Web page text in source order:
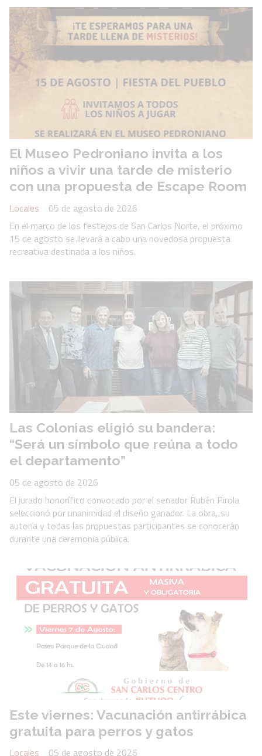
El Museo Pedroniano invita a los
niños a vivir una tarde de misterio
con una propuesta de Escape Room
Locales
05 de agosto de 2026
En el marco de los festejos de San Carlos Norte, el próximo
15 de agosto se llevará a cabo una novedosa propuesta
recreativa destinada a los niños.
Las Colonias eligió su bandera:
“Será un símbolo que reúna a todo
el departamento”
05 de agosto de 2026
El jurado honorífico convocado por el senador Rubén Pirola
seleccionó por unanimidad el diseño ganador. La obra, su
autoría y todas las propuestas participantes se conocerán
durante una ceremonia pública.
Este viernes: Vacunación antirrábica
gratuita para perros y gatos
Locales 05 de agosto de 2026